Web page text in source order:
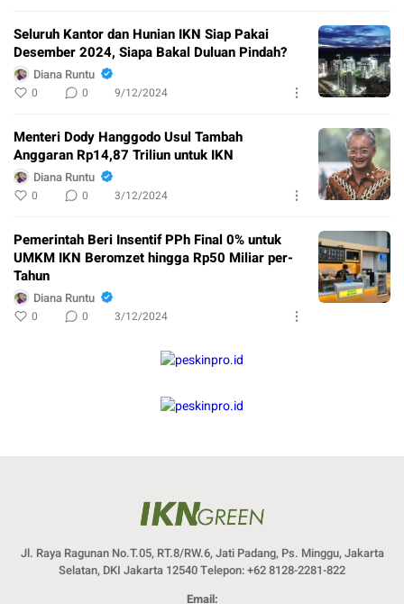
Seluruh Kantor dan Hunian IKN Siap Pakai
Desember 2024, Siapa Bakal Duluan Pindah?
Diana Runtu
0 0 9/12/2024
Menteri Dody Hanggodo Usul Tambah
Anggaran Rp14,87 Triliun untuk IKN
Diana Runtu
0 0 3/12/2024
Pemerintah Beri Insentif PPh Final 0% untuk
UMKM IKN Beromzet hingga Rp50 Miliar per-
Tahun
Diana Runtu
0 0 3/12/2024
Jl. Raya Ragunan No.T.05, RT.8/RW.6, Jati Padang, Ps. Minggu, Jakarta
Selatan, DKI Jakarta 12540 Telepon: +62 8128-2281-822
Email: